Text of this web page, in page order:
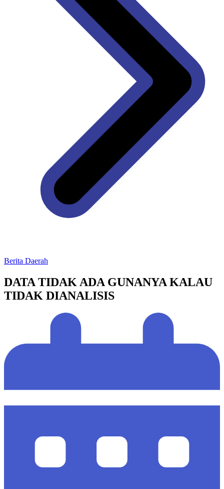
Berita Daerah
DATA TIDAK ADA GUNANYA KALAU
TIDAK DIANALISIS